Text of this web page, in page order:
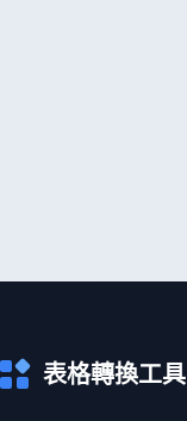
表格轉換工具